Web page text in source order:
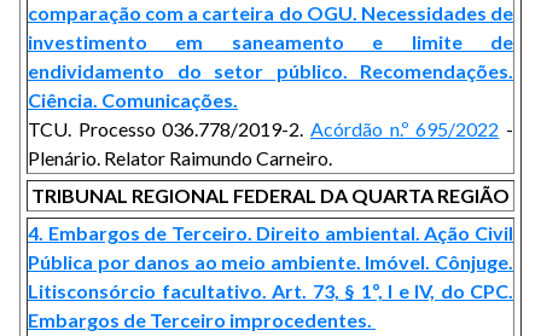
comparação com a carteira do OGU. Necessidades de
investimento em saneamento e limite de
endividamento do setor público. Recomendações.
Ciência. Comunicações.
TCU. Processo 036.778/2019-2. Acórdão n.º 695/2022 -
Plenário. Relator Raimundo Carneiro.
TRIBUNAL REGIONAL FEDERAL DA QUARTA REGIÃO
4. Embargos de Terceiro. Direito ambiental. Ação Civil
Pública por danos ao meio ambiente. Imóvel. Cônjuge.
Litisconsórcio facultativo. Art. 73, § 1º, I e IV, do CPC.
Embargos de Terceiro improcedentes.